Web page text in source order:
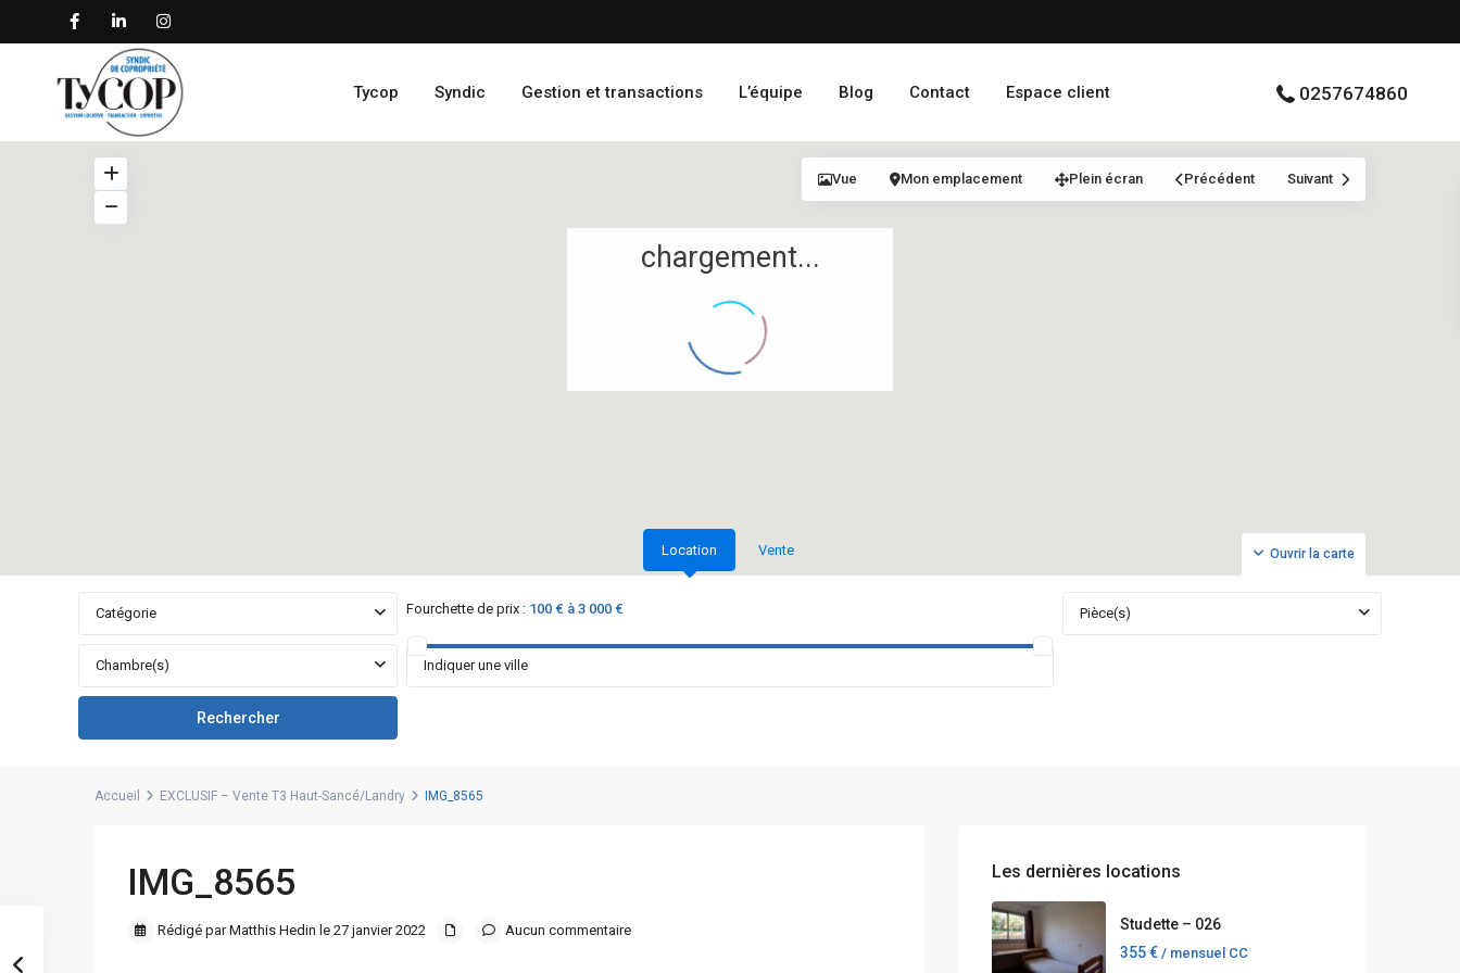
Tycop Syndic Gestion et transactions L’équipe Blog Contact Espace client 0257674860
chargement...
Ouvrir la carte
Vue Mon emplacement Plein écran Précédent Suivant
Location Vente
Catégorie Fourchette de prix : 100 € à 3 000 € Pièce(s)
Chambre(s)
Accueil EXCLUSIF – Vente T3 Haut-Sancé/Landry IMG_8565
IMG_8565
Rédigé par Matthis Hedin le 27 janvier 2022 Aucun commentaire
Les dernières locations
Studette – 026
355 € / mensuel CC